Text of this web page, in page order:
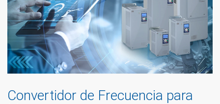
Convertidor de Frecuencia para